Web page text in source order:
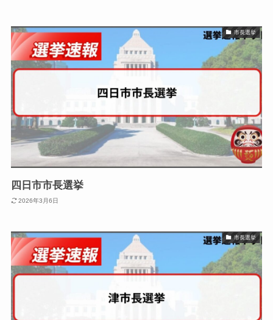
市長選挙
四日市市長選挙
2026年3月6日
市長選挙